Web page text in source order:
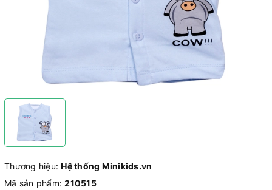
Thương hiệu:Hệ thống Minikids.vn
Mã sản phẩm:210515